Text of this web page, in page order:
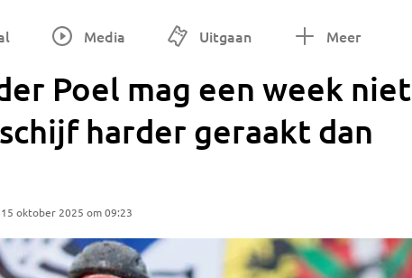
Media Uitgaan Meer
Poel mag een week niet
harder geraakt dan
oktober 2025 om 09:23